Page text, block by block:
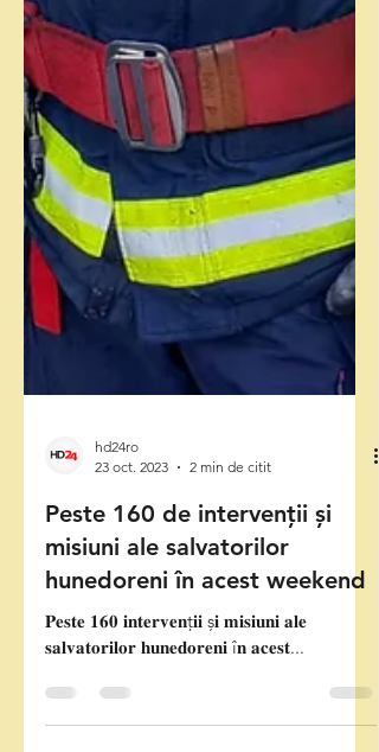
23 oct. 2023
2 min de citit
Peste 160 de intervenții și
hunedoreni în acest weekend
𝐬𝐚𝐥𝐯𝐚𝐭𝐨𝐫𝐢𝐥𝐨𝐫 𝐡𝐮𝐧𝐞𝐝𝐨𝐫𝐞𝐧𝐢 î𝐧 𝐚𝐜𝐞𝐬𝐭...